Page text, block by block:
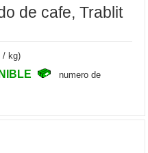
de cafe, Trablit
/ kg)
numero de